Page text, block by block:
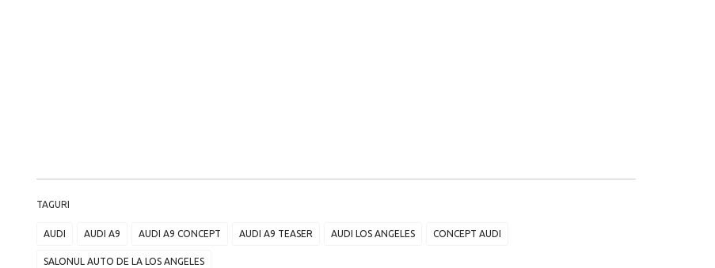
TAGURI
AUDI AUDI A9 AUDI A9 CONCEPT AUDI A9 TEASER AUDI LOS ANGELES CONCEPT AUDI
SALONUL AUTO DE LA LOS ANGELES